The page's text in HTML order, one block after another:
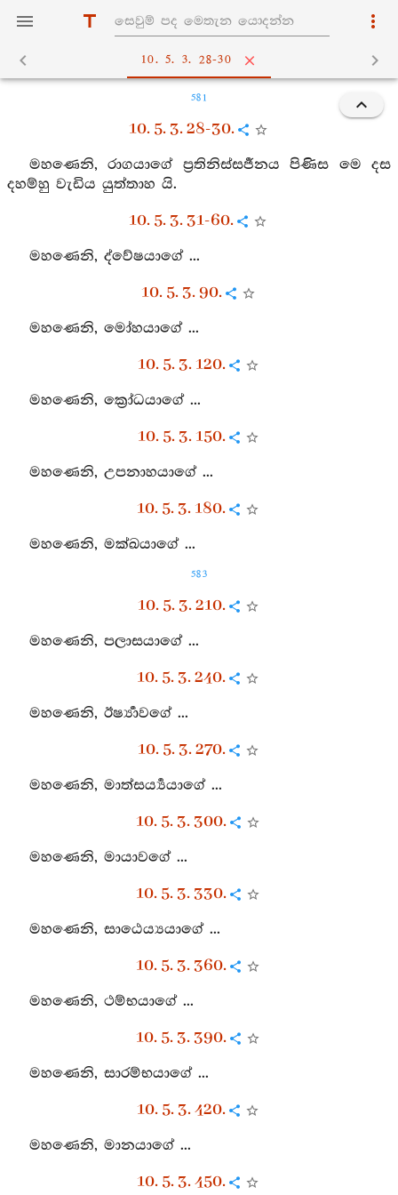
10. 5. 3. 28-30
581
10. 5. 3. 28-30.
මහණෙනි, රාගයාගේ ප්‍රතිනිස්සර්‍ජනය පිණිස මෙ දස
දහම්හු වැඩිය යුත්තාහ යි.
10. 5. 3. 31-60.
මහණෙනි, ද්වේෂයාගේ ...
10. 5. 3. 90.
මහණෙනි, මෝහයාගේ ...
10. 5. 3. 120.
මහණෙනි, ක්‍රෝධයාගේ ...
10. 5. 3. 150.
මහණෙනි, උපනාහයාගේ ...
10. 5. 3. 180.
මහණෙනි, මක්ඛයාගේ ...
583
10. 5. 3. 210.
මහණෙනි, පලාසයාගේ ...
10. 5. 3. 240.
මහණෙනි, ඊර්‍ෂ්‍යාවගේ ...
10. 5. 3. 270.
මහණෙනි, මාත්සර්‍ය්‍යයාගේ ...
10. 5. 3. 300.
මහණෙනි, මායාවගේ ...
10. 5. 3. 330.
මහණෙනි, සාඨෙය්‍යයාගේ ...
10. 5. 3. 360.
මහණෙනි, ථම්භයාගේ ...
10. 5. 3. 390.
මහණෙනි, සාරම්භයාගේ ...
10. 5. 3. 420.
මහණෙනි, මානයාගේ ...
10. 5. 3. 450.